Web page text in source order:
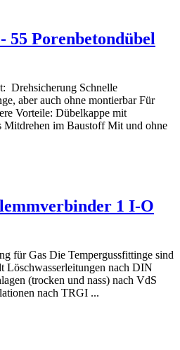
Porenbetondübel
Drehsicherung Schnelle
aber auch ohne montierbar Für
Vorteile: Dübelkappe mit
Mitdrehen im Baustoff Mit und ohne
1 I-O
für Gas Die Tempergussfittinge sind
Löschwasserleitungen nach DIN
(trocken und nass) nach VdS
nach TRGI ...